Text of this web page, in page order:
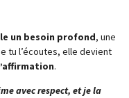
un besoin profond, une
tu l’écoutes, elle devient
.
avec respect, et je la